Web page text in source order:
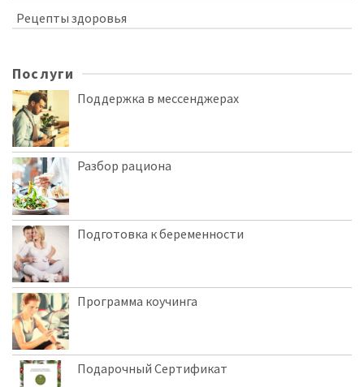
Рецепты здоровья
Послуги
Поддержка в мессенджерах
Разбор рациона
Подготовка к беременности
Программа коучинга
Подарочный Сертификат